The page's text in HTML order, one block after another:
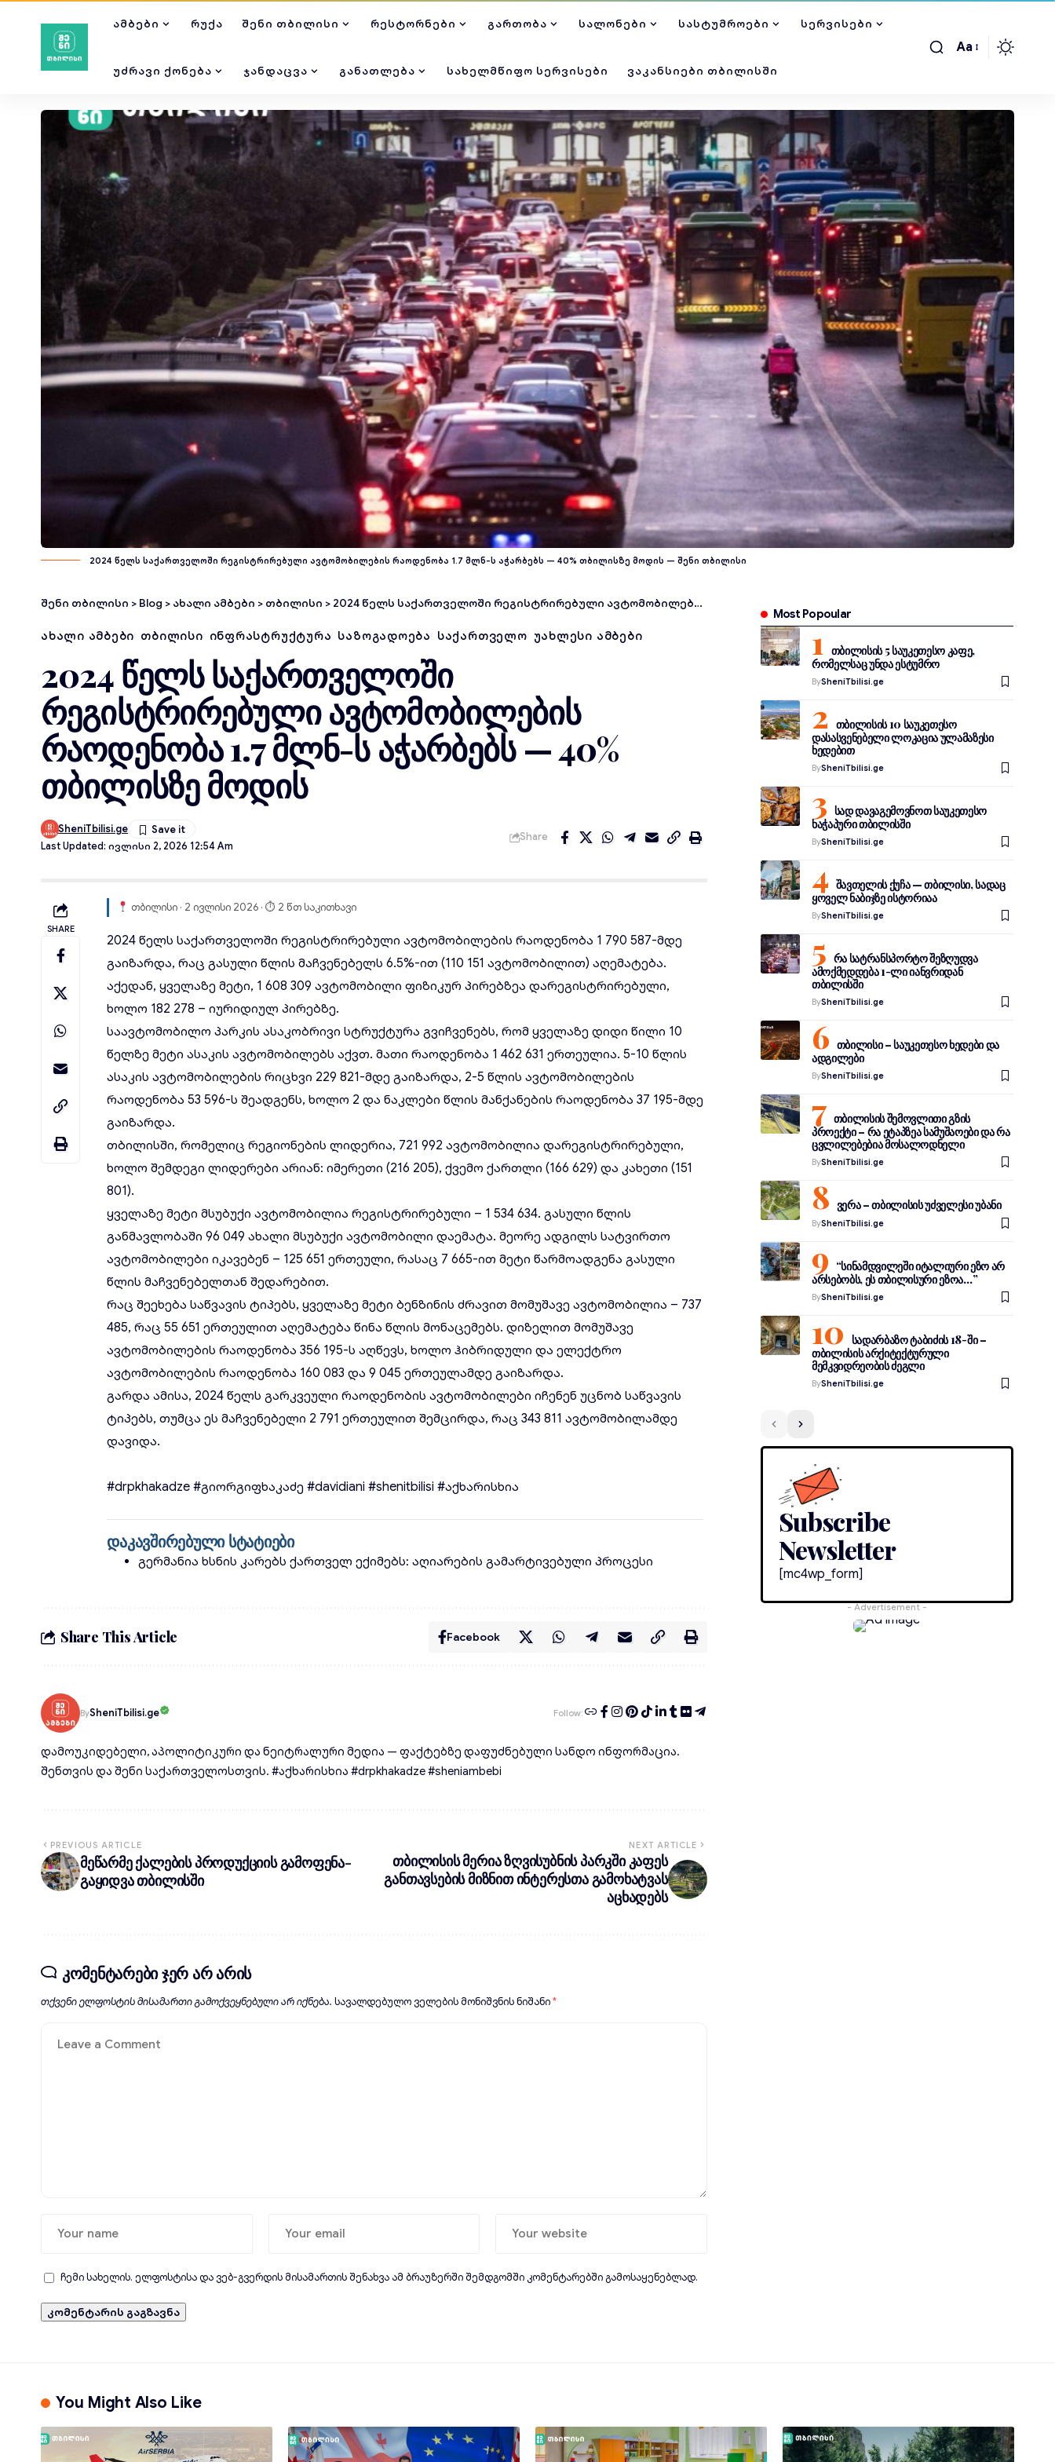
ᲐᲛᲑᲔᲑᲘ ᲠᲣᲥᲐ ᲨᲔᲜᲘ ᲗᲑᲘᲚᲘᲡᲘ ᲠᲔᲡᲢᲝᲠᲜᲔᲑᲘ ᲒᲐᲠᲗᲝᲑᲐ ᲡᲐᲚᲝᲜᲔᲑᲘ ᲡᲐᲡᲢᲣᲛᲠᲝᲔᲑᲘ ᲡᲔᲠᲕᲘᲡᲔᲑᲘ
ᲣᲫᲠᲐᲕᲘ ᲥᲝᲜᲔᲑᲐ ᲯᲐᲜᲓᲐᲪᲕᲐ ᲒᲐᲜᲐᲗᲚᲔᲑᲐ ᲡᲐᲮᲔᲚᲛᲬᲘᲤᲝ ᲡᲔᲠᲕᲘᲡᲔᲑᲘ ᲕᲐᲙᲐᲜᲡᲘᲔᲑᲘ ᲗᲑᲘᲚᲘᲡᲨᲘ
Aa
2024 წელს საქართველოში რეგისტრირებული ავტომობილების რაოდენობა 1.7 მლნ-ს აჭარბებს — 40% თბილისზე მოდის — შენი თბილისი
შენი თბილისი > Blog > ახალი ამბები > თბილისი > 2024 წელს საქართველოში რეგისტრირებული ავტომობილების რაოდენობა 1.7 მლნ-ს აჭარბებს — 40% თბილისზე მოდის
ᲐᲮᲐᲚᲘ ᲐᲛᲑᲔᲑᲘ ᲗᲑᲘᲚᲘᲡᲘ ᲘᲜᲤᲠᲐᲡᲢᲠᲣᲥᲢᲣᲠᲐ ᲡᲐᲖᲝᲒᲐᲓᲝᲔᲑᲐ ᲡᲐᲥᲐᲠᲗᲕᲔᲚᲝ ᲣᲐᲮᲚᲔᲡᲘ ᲐᲛᲑᲔᲑᲘ
2024 წელს საქართველოში
რეგისტრირებული ავტომობილების
რაოდენობა 1.7 მლნ-ს აჭარბებს — 40%
თბილისზე მოდის
Last Updated: Ივლისი 2, 2026 12:54 Am
SheniTbilisi.ge
Share
SHARE
თბილისი · 2 ივლისი 2026 · ⏱ 2 წთ საკითხავი
2024 წელს საქართველოში რეგისტრირებულიავტომობილების რაოდენობა 1 790 587-მდე
გაიზარდა, რაც გასული წლის მაჩვენებელს 6.5%-ით (110 151 ავტომობილით) აღემატება.
აქედან, ყველაზე მეტი, 1 608 309ავტომობილი ფიზიკურ პირებზეა დარეგისტრირებული,
ხოლო 182 278 – იურიდიულ პირებზე.
საავტომობილო პარკის ასაკობრივი სტრუქტურა გვიჩვენებს, რომ ყველაზე დიდი წილი 10
წელზე მეტი ასაკის ავტომობილებს აქვთ. მათი რაოდენობა 1 462 631 ერთეულია. 5-10 წლის
ასაკის ავტომობილების რიცხვი 229 821-მდე გაიზარდა, 2-5 წლის ავტომობილების
რაოდენობა 53 596-ს შეადგენს, ხოლო 2 და ნაკლები წლის მანქანების რაოდენობა 37 195-მდე
გაიზარდა.
თბილისში, რომელიც რეგიონების ლიდერია, 721 992 ავტომობილია დარეგისტრირებული,
ხოლო შემდეგი ლიდერები არიან: იმერეთი (216 205), ქვემო ქართლი (166 629) და კახეთი (151
801).
ყველაზე მეტი მსუბუქი ავტომობილია რეგისტრირებული – 1 534 634. გასული წლის
განმავლობაში 96 049 ახალი მსუბუქი ავტომობილი დაემატა. მეორე ადგილს სატვირთო
ავტომობილები იკავებენ – 125 651 ერთეული, რასაც 7 665-ით მეტი წარმოადგენა გასული
წლის მაჩვენებელთან შედარებით.
რაც შეეხება საწვავის ტიპებს, ყველაზე მეტი ბენზინის ძრავით მომუშავე ავტომობილია – 737
485, რაც 55 651 ერთეულით აღემატება წინა წლის მონაცემებს. დიზელით მომუშავე
ავტომობილების რაოდენობა 356 195-ს აღწევს, ხოლო ჰიბრიდული და ელექტრო
ავტომობილების რაოდენობა 160 083 და 9 045 ერთეულამდე გაიზარდა.
გარდა ამისა, 2024 წელს გარკვეული რაოდენობის ავტომობილები იჩენენ უცნობ საწვავის
ტიპებს, თუმცა ეს მაჩვენებელი 2 791 ერთეულით შემცირდა, რაც 343 811 ავტომობილამდე
დავიდა.
#drpkhakadze #გიორგიფხაკაძე #davidiani #shenitbilisi #აქხარისხია
დაკავშირებული სტატიები
გერმანია ხსნის კარებს ქართველ ექიმებს: აღიარების გამარტივებული პროცესი
Share This Article Facebook
BySheniTbilisi.ge Follow:
დამოუკიდებელი, აპოლიტიკური და ნეიტრალური მედია — ფაქტებზე დაფუძნებული სანდო ინფორმაცია.
შენთვის და შენი საქართველოსთვის. #აქხარისხია #drpkhakadze #sheniambebi
PREVIOUS ARTICLE
მეწარმე ქალების პროდუქციის გამოფენა-
გაყიდვა თბილისში
NEXT ARTICLE
თბილისის მერია ზღვისუბნის პარკში კაფეს
განთავსების მიზნით ინტერესთა გამოხატვას
აცხადებს
კომენტარები ჯერ არ არის
თქვენი ელფოსტის მისამართი გამოქვეყნებული არ იქნება. სავალდებულო ველების მონიშვნის ნიშანი*
ჩემი სახელის. ელფოსტისა და ვებ-გვერდის მისამართის შენახვა ამ ბრაუზერში შემდგომში კომენტარებში გამოსაყენებლად.
Most Popoular
თბილისის 5 საუკეთესო კაფე,
რომელსაც უნდა ესტუმრო
BySheniTbilisi.ge
თბილისის 10 საუკეთესო
დასასვენებელი ლოკაცია ულამაზესი
ხედებით
BySheniTbilisi.ge
სად დავაგემოვნოთ საუკეთესო
ხაჭაპური თბილისში
BySheniTbilisi.ge
შავთელის ქუჩა — თბილისი, სადაც
ყოველ ნაბიჯზე ისტორიაა
BySheniTbilisi.ge
რა სატრანსპორტო შეზღუდვა
ამოქმედდება 1-ლი იანვრიდან
თბილისში
BySheniTbilisi.ge
თბილისი – საუკეთესო ხედები და
ადგილები
BySheniTbilisi.ge
თბილისის შემოვლითი გზის
პროექტი – რა ეტაპზეა სამუშაოები და რა
ცვლილებებია მოსალოდნელი
BySheniTbilisi.ge
ვერა – თბილისის უძველესი უბანი
BySheniTbilisi.ge
“სინამდვილეში იტალიური ეზო არ
არსებობს, ეს თბილისური ეზოა…”
BySheniTbilisi.ge
სადარბაზო ტაბიძის 18-ში –
თბილისის არქიტექტურული
მემკვიდრეობის ძეგლი
BySheniTbilisi.ge
Subscribe
Newsletter
[mc4wp_form]
- Advertisement -
You Might Also Like